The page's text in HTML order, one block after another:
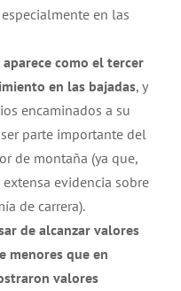
en las
como el tercer
en las bajadas, y
encaminados a su
parte importante del
de montaña (ya que,
evidencia sobre
de carrera).
de alcanzar valores
menores que en
valores